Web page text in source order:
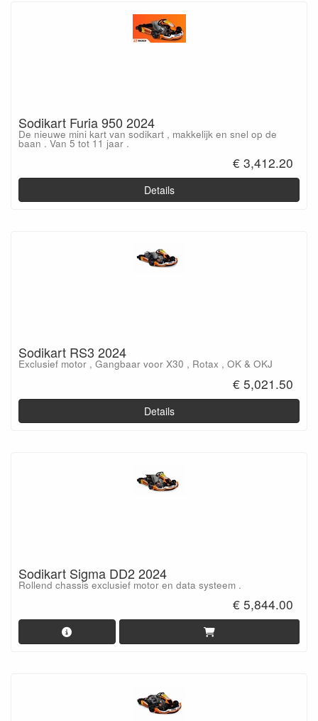
Sodikart Furia 950 2024
De nieuwe mini kart van sodikart , makkelijk en snel op de
baan . Van 5 tot 11 jaar .
€ 3,412.20
Details
Sodikart RS3 2024
Exclusief motor , Gangbaar voor X30 , Rotax , OK & OKJ
€ 5,021.50
Details
Sodikart Sigma DD2 2024
Rollend chassis exclusief motor en data systeem .
€ 5,844.00